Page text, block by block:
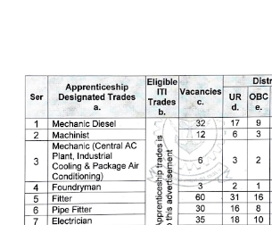
కాకూడదు అంటే నేను మా రాష్ట్రము లోనే ఉద్యోగాలకి
మిగతావి చెయ్యను అంటేయ్ మీకు ఉద్యోగమొచ్చే
తగ్గిపోతాయి. అదే మీరు భారతదేశం మొత్తం నాదే అనే
తప్పకుండ 90% అవకాశాలు పెరుగుతాయి. మీరు
మనకి ఎక్కడ ఉద్యోగమొస్తే అక్కడ వసతి గృహాలు (
ఉంటాయి. ఉద్యోగం సంపాదించాలి అంటే ఏం